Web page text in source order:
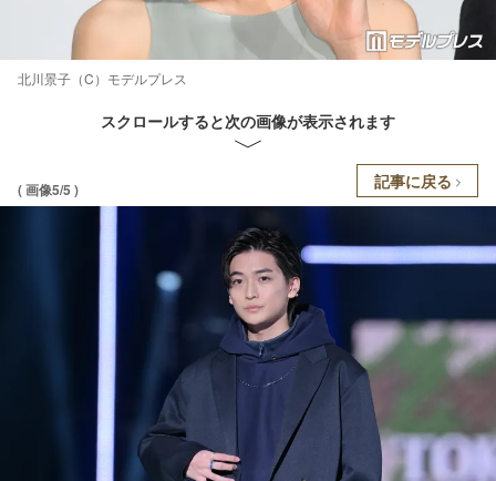
北川景子（C）モデルプレス
スクロールすると次の画像が表示されます
( 画像5/5 ) 記事に戻る